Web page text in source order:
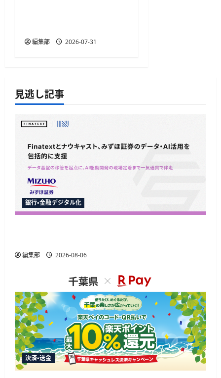
編集部 2026-07-31
見逃し記事
銀行・金融デジタル化
編集部 2026-08-06
決済・送金